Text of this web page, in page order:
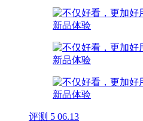
评测 5 06.13